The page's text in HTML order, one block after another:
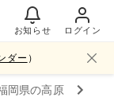
お知らせ ログイン
ダー ）
岡県の高原